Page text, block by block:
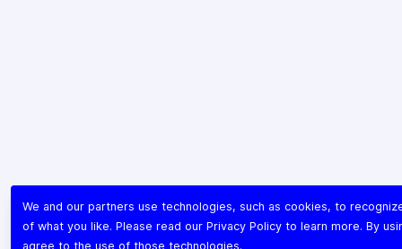
We and our partners use technologies, such as cookies, to
of what you like. Please read our Privacy Policyto learn more. By
agree to the use of those technologies.